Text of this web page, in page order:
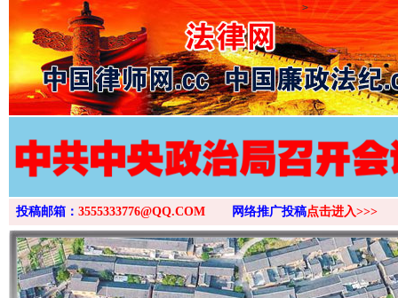
>
投稿邮箱： 3555333776@QQ.COM 网络推广投稿点击进入>>>